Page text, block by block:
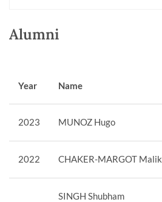
Alumni
Year Name
2023 MUNOZ Hugo
2022 CHAKER-MARGOT Malik
SINGH Shubham